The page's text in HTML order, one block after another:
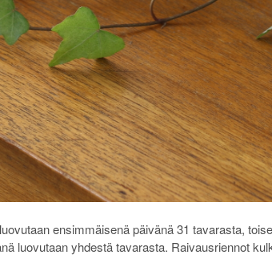
luovutaan ensimmäisenä päivänä 31 tavarasta,
luovutaan yhdestä tavarasta. Raivausriennot